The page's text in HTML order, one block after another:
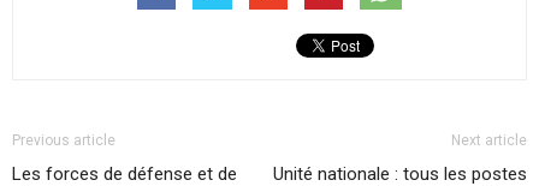
Previous article
Les forces de défense et de
Next article
Unité nationale : tous les postes